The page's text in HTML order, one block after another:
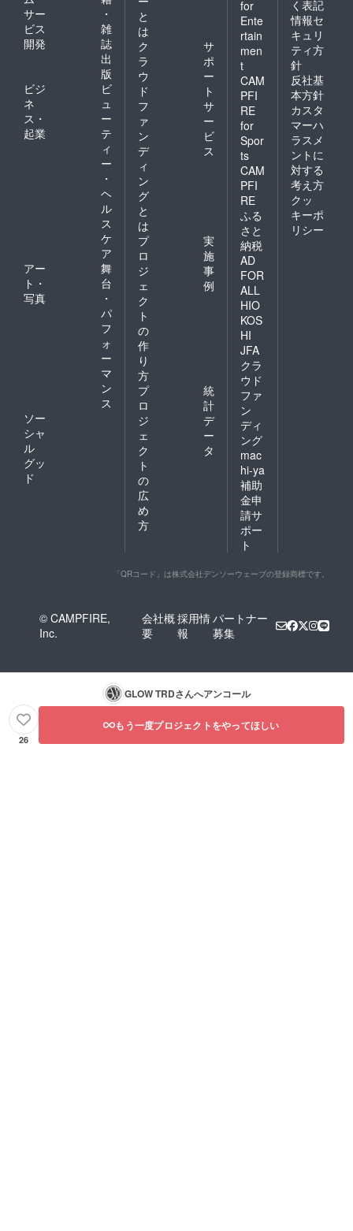
サー
ビス
開発
・
雑
誌
出
版
ビジ
ネ
ス・
起業
ビ
ュ
ー
テ
ィ
ー
・
ヘ
ル
ス
ケ
ア
アー
ト・
写真
舞
台
・
パ
フ
ォ
ー
マ
ン
ス
ソー
シャ
ル
グッ
ド
と
は
ク
ラ
ウ
ド
フ
ァ
ン
デ
ィ
ン
グ
と
は
サ
ポ
ー
ト
サ
ー
ビ
ス
プ
ロ
ジ
ェ
ク
ト
の
作
り
方
実
施
事
例
プ
ロ
ジ
ェ
ク
ト
の
広
め
方
統
計
デ
ー
タ
for
Ente
rtain
men
t
CAM
PFI
RE
for
Spor
ts
CAM
PFI
RE
ふる
さと
納税
AD
FOR
ALL
HIO
KOS
HI
JFA
クラ
ウド
ファ
ン
ディ
ング
mac
hi-ya
補助
金申
請サ
ポー
ト
く表記
情報セ
キュリ
ティ方
針
反社基
本方針
カスタ
マーハ
ラスメ
ントに
対する
考え方
クッ
キーポ
リシー
「QRコード」は株式会社デンソーウェーブの登録商標です。
© CAMPFIRE,
Inc.
会社概
要
採用情
報
パートナー
募集
GLOW TRDさんへアンコール
26
もう一度プロジェクトをやってほしい